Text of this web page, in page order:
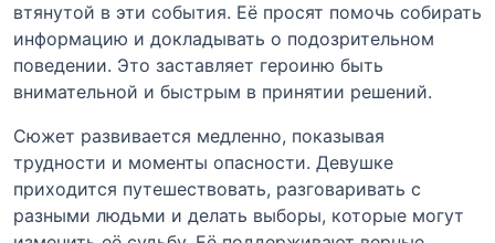
втянутой в эти события. Её просят помочь собирать
информацию и докладывать о подозрительном
поведении. Это заставляет героиню быть
внимательной и быстрым в принятии решений.
Сюжет развивается медленно, показывая
трудности и моменты опасности. Девушке
приходится путешествовать, разговаривать с
разными людьми и делать выборы, которые могут